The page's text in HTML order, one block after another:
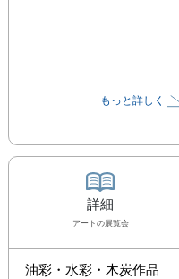
もっと詳しく
詳細
アート の展覧会
油彩・水彩・木炭作品